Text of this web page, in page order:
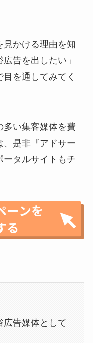
見かける理由を知
告を出したい」
を通してみてく
多い集客媒体を費
、是非『アドサー
ータルサイトもチ
広告媒体として